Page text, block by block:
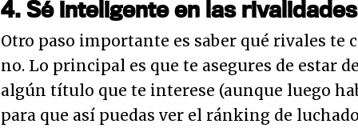
4. Sé inteligente en las rivalidades
Otro paso importante es saber qué rivales te
no. Lo principal es que te asegures de estar
algún título que te interese (aunque luego
para que así puedas ver el ránking de